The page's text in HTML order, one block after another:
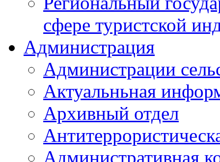
сфере туристской
Администрация
Администрации
Актуальньная
Архивный отдел
Административная